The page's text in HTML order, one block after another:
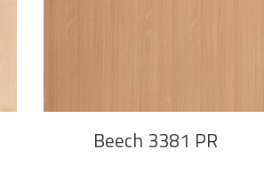
Beech 3381 PR